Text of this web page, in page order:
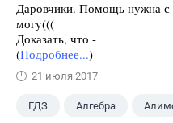
Даровчики. Помощь нужна с
могу(((
Доказать, что -
(Подробнее...)
21 июля 2017
ГДЗ Алгебра